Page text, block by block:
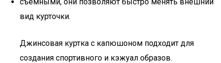
вид курточки.
Джинсовая куртка с капюшоном подходит для
создания спортивного и кэжуал образов.